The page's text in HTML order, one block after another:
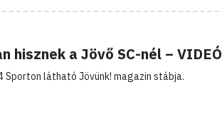
hisznek a Jövő SC-nél – VIDEÓ
Sporton látható Jövünk! magazin stábja.